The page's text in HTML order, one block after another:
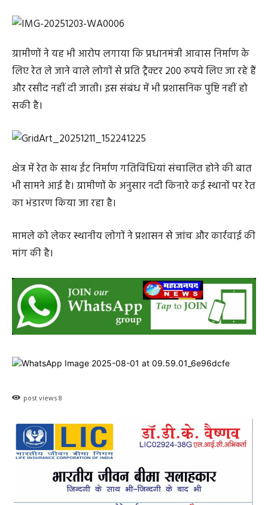
ग्रामीणों ने यह भी आरोप लगाया कि प्रधानमंत्री आवास निर्माण के
लिए रेत ले जाने वाले लोगों से प्रति ट्रैक्टर 200 रुपये लिए जा रहे हैं
और रसीद नहीं दी जाती। इस संबंध में भी प्रशासनिक पुष्टि नहीं हो
सकी है।
क्षेत्र में रेत के साथ ईंट निर्माण गतिविधियां संचालित होने की बात
भी सामने आई है। ग्रामीणों के अनुसार नदी किनारे कई स्थानों पर रेत
का भंडारण किया जा रहा है।
मामले को लेकर स्थानीय लोगों ने प्रशासन से जांच और कार्रवाई की
मांग की है।
post views 8